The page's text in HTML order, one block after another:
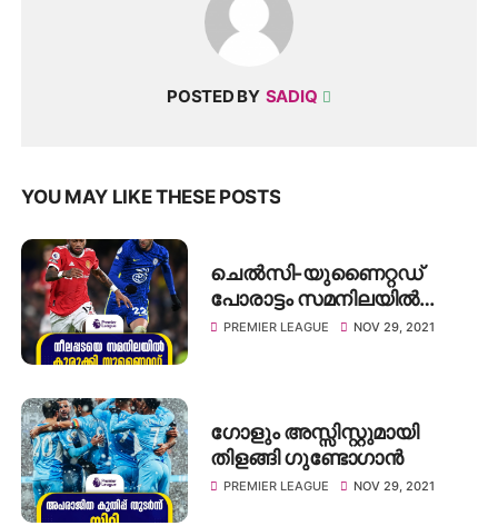
POSTED BY SADIQ
YOU MAY LIKE THESE POSTS
ചെൽസി-യുണൈറ്റഡ്
പോരാട്ടം സമനിലയിൽ
കലാശിച്ചു
PREMIER LEAGUE NOV 29, 2021
ഗോളും അസ്സിസ്റ്റുമായി
തിളങ്ങി ഗുണ്ടോഗാൻ
PREMIER LEAGUE NOV 29, 2021